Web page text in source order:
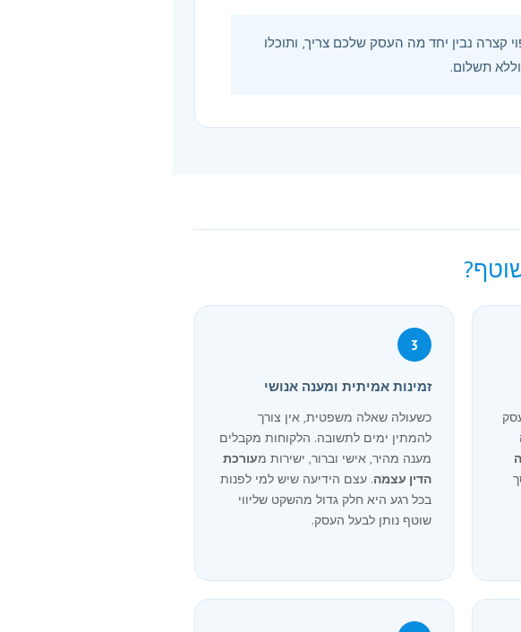
קצרה נבין יחד מה העסק שלכם צריך, ותוכלו
תשלום.
3
זמינות אמיתית ומענה אנושי
כשעולה שאלה משפטית, אין צורך
להמתין ימים לתשובה. הלקוחות מקבלים
מענה מהיר, אישי וברור, ישירות מעורכת
הדין עצמה. עצם הידיעה שיש למי לפנות
בכל רגע היא חלק גדול מהשקט שליווי
שוטף נותן לבעל העסק.